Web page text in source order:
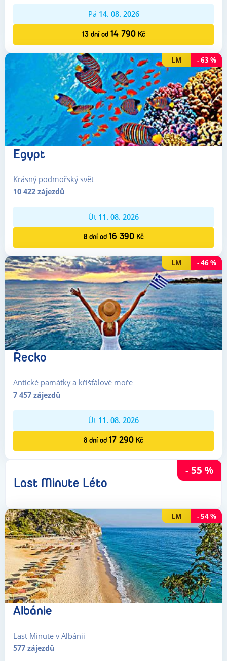
Pá 14. 08. 2026
13 dníod 14 790 Kč
LM -63 %
Egypt
Krásný podmořský svět
10 422zájezdů
Út 11. 08. 2026
8 dníod 16 390 Kč
LM -46%
Řecko
Antické památky a křišťálové moře
7 457zájezdů
Út 11. 08. 2026
8 dníod 17 290 Kč
Last Minute Léto
- 55 %
LM -54%
Albánie
Last Minute v Albánii
577zájezdů